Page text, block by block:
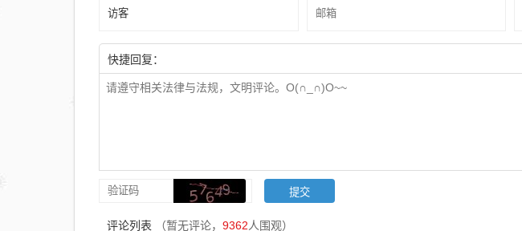
快捷回复：
评论列表 （暂无评论， 9362人围观）